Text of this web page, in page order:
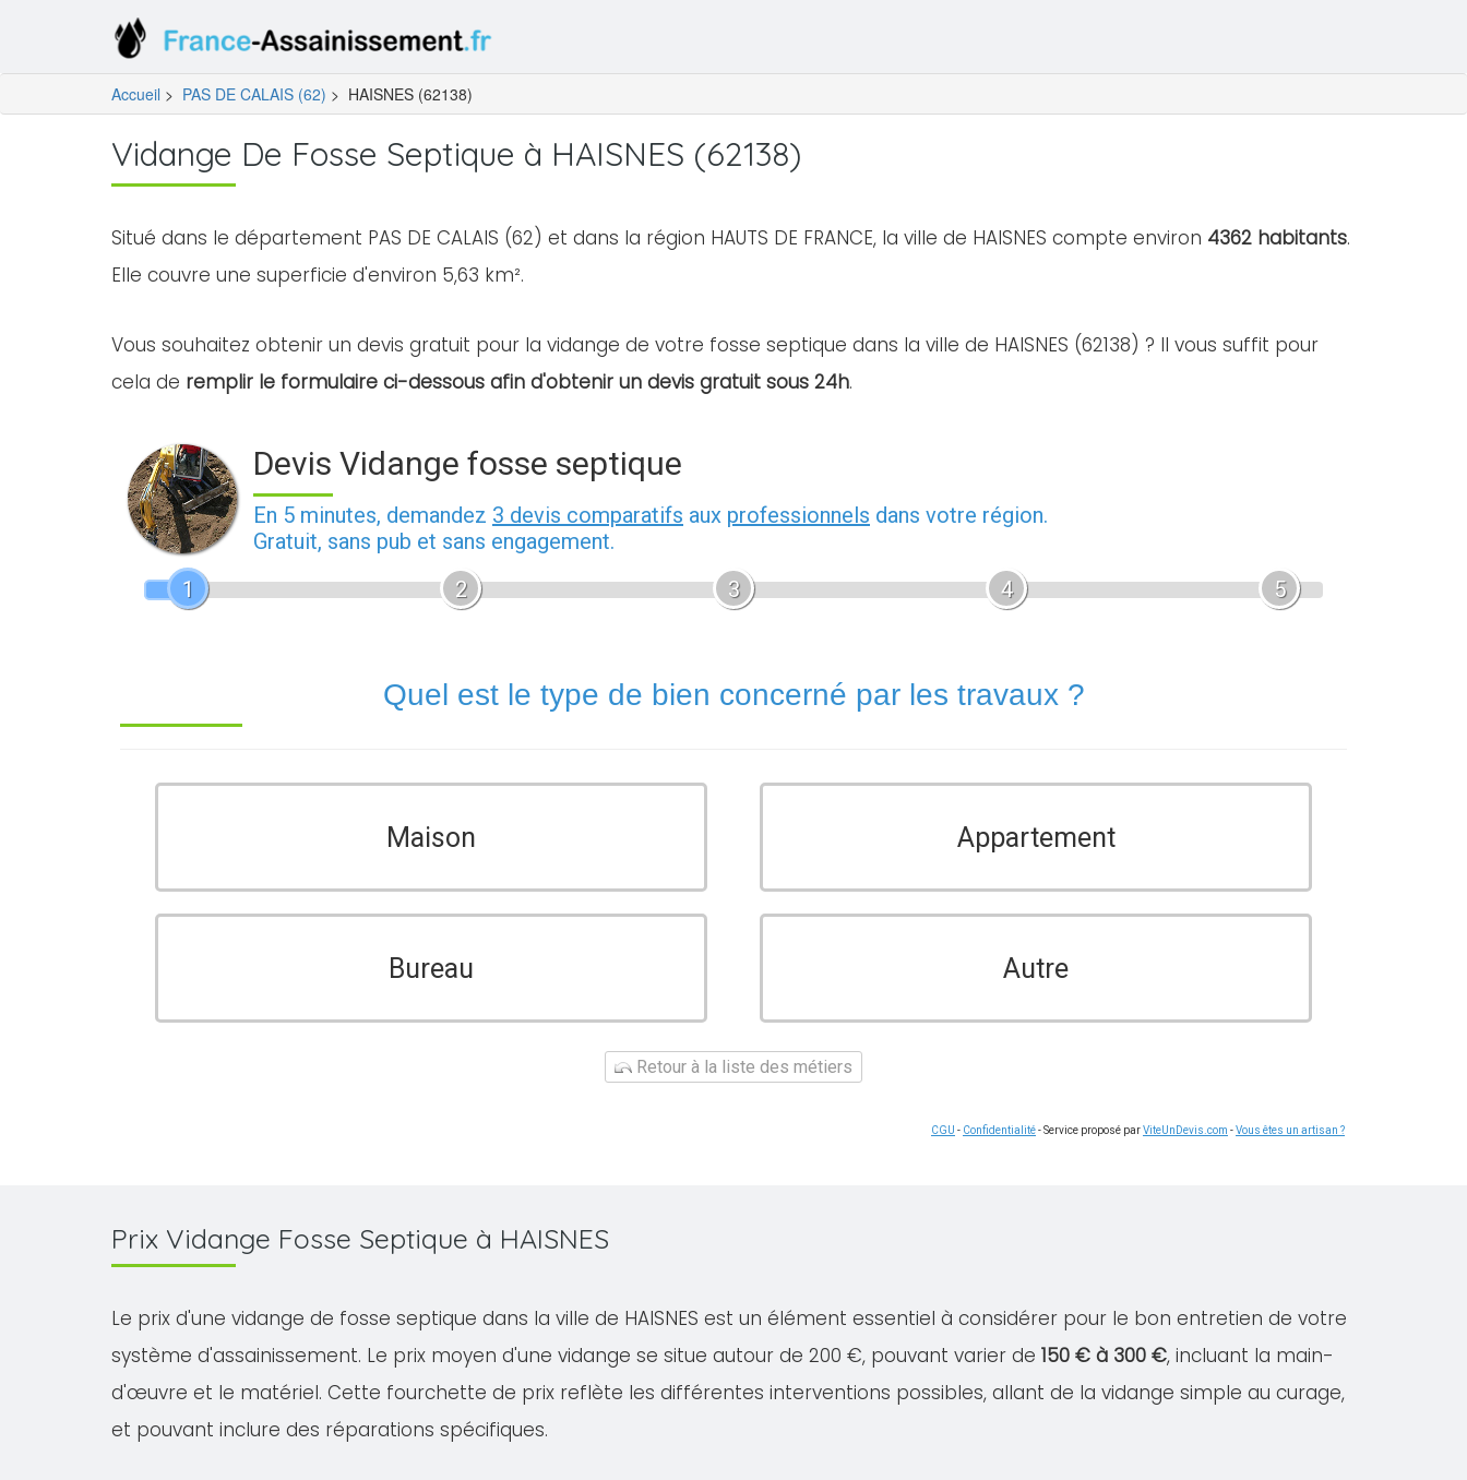
Accueil > PAS DE CALAIS (62) > HAISNES (62138)
Vidange De Fosse Septique à HAISNES (62138)
Situé dans le département PAS DE CALAIS (62) et dans la région HAUTS DE FRANCE, la ville de HAISNES compte environ 4362 habitants.
Elle couvre une superficie d'environ 5,63 km².
Vous souhaitez obtenir un devis gratuit pour la vidange de votre fosse septique dans la ville de HAISNES (62138) ? Il vous suffit pour
cela de remplir le formulaire ci-dessous afin d'obtenir un devis gratuit sous 24h.
Devis Vidange fosse septique
En 5 minutes, demandez 3 devis comparatifs aux professionnels dans votre région.
Gratuit, sans pub et sans engagement.
1
2 3 4 5
Quel est le type de bien concerné par les travaux ?
Maison Appartement
Bureau Autre
Retour à la liste des métiers
CGU - Confidentialité- Service proposé parViteUnDevis.com -Vous êtes un artisan ?
Prix Vidange Fosse Septique à HAISNES
Le prix d'une vidange de fosse septique dans la ville de HAISNES est un élément essentiel à considérer pour le bon entretien de votre
système d'assainissement. Le prix moyen d'une vidange se situe autour de 200 €, pouvant varier de 150 € à 300 €, incluant la main-
d'œuvre et le matériel. Cette fourchette de prix reflète les différentes interventions possibles, allant de la vidange simple au curage,
et pouvant inclure des réparations spécifiques.